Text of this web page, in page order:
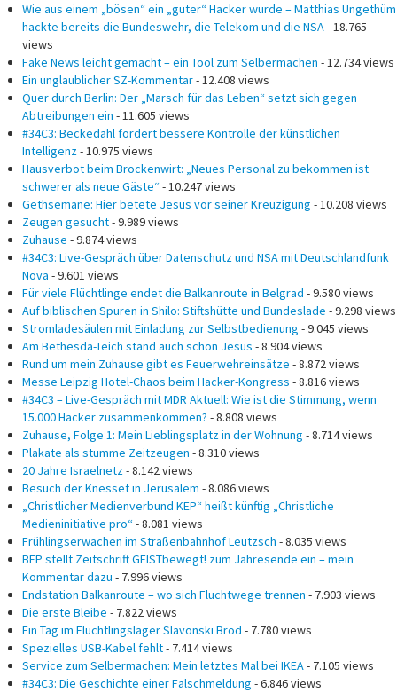
Wie aus einem „bösen“ ein „guter“ Hacker wurde – Matthias Ungethüm
hackte bereits die Bundeswehr, die Telekom und die NSA- 18.765
views
Fake News leicht gemacht – ein Tool zum Selbermachen - 12.734 views
Ein unglaublicher SZ-Kommentar- 12.408 views
Quer durch Berlin: Der „Marsch für das Leben“ setzt sich gegen
Abtreibungen ein - 11.605 views
#34C3: Beckedahl fordert bessere Kontrolle der künstlichen
Intelligenz- 10.975 views
Hausverbot beim Brockenwirt: „Neues Personal zu bekommen ist
schwerer als neue Gäste“- 10.247 views
Gethsemane: Hier betete Jesus vor seiner Kreuzigung - 10.208 views
Zeugen gesucht- 9.989 views
Zuhause - 9.874 views
#34C3: Live-Gespräch über Datenschutz und NSA mit Deutschlandfunk
Nova - 9.601 views
Für viele Flüchtlinge endet die Balkanroute in Belgrad - 9.580 views
Auf biblischen Spuren in Shilo: Stiftshütte und Bundeslade - 9.298 views
Stromladesäulen mit Einladung zur Selbstbedienung - 9.045 views
Am Bethesda-Teich stand auch schon Jesus - 8.904 views
Rund um mein Zuhause gibt es Feuerwehreinsätze - 8.872 views
Messe Leipzig Hotel-Chaos beim Hacker-Kongress - 8.816 views
#34C3 – Live-Gespräch mit MDR Aktuell: Wie ist die Stimmung, wenn
15.000 Hacker zusammenkommen? - 8.808 views
Zuhause, Folge 1: Mein Lieblingsplatz in der Wohnung - 8.714 views
Plakate als stumme Zeitzeugen - 8.310 views
20 Jahre Israelnetz- 8.142 views
Besuch der Knesset in Jerusalem - 8.086 views
„Christlicher Medienverbund KEP“ heißt künftig „Christliche
Medieninitiative pro“- 8.081 views
Frühlingserwachen im Straßenbahnhof Leutzsch - 8.035 views
BFP stellt Zeitschrift GEISTbewegt! zum Jahresende ein – mein
Kommentar dazu - 7.996 views
Endstation Balkanroute – wo sich Fluchtwege trennen - 7.903 views
Die erste Bleibe - 7.822 views
Ein Tag im Flüchtlingslager Slavonski Brod - 7.780 views
Spezielles USB-Kabel fehlt- 7.414 views
Service zum Selbermachen: Mein letztes Mal bei IKEA- 7.105 views
#34C3: Die Geschichte einer Falschmeldung - 6.846 views